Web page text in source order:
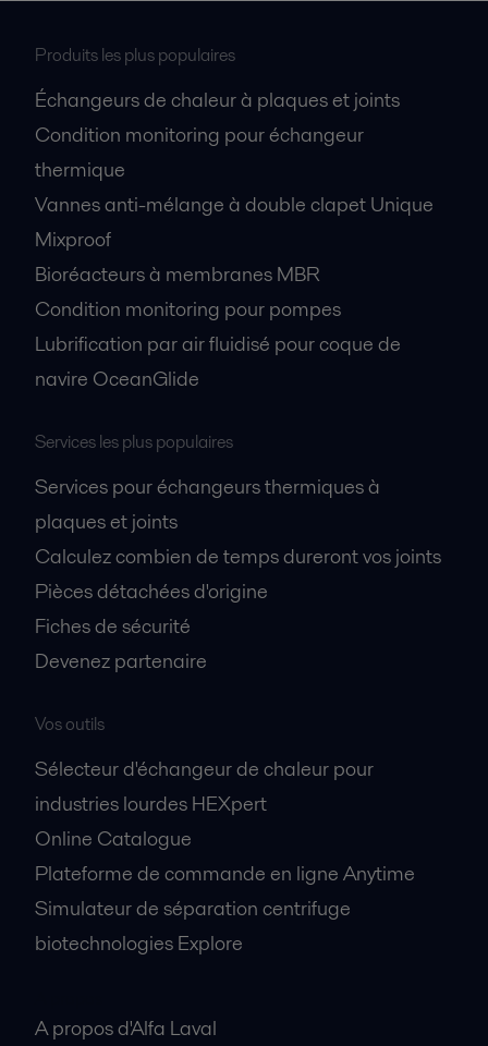
Produits les plus populaires
Échangeurs de chaleur à plaques et joints
Condition monitoring pour échangeur
thermique
Vannes anti-mélange à double clapet Unique
Mixproof
Bioréacteurs à membranes MBR
Condition monitoring pour pompes
Lubrification par air fluidisé pour coque de
navire OceanGlide
Services les plus populaires
Services pour échangeurs thermiques à
plaques et joints
Calculez combien de temps dureront vos joints
Pièces détachées d'origine
Fiches de sécurité
Devenez partenaire
Vos outils
Sélecteur d'échangeur de chaleur pour
industries lourdes HEXpert
Online Catalogue
Plateforme de commande en ligne Anytime
Simulateur de séparation centrifuge
biotechnologies Explore
A propos d'Alfa Laval